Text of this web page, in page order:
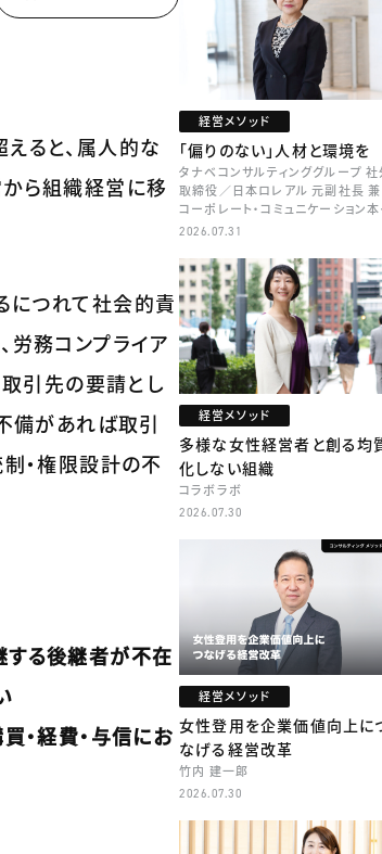
ると、属人的な
ら組織経営に移
につれて社会的責
労務コンプライア
取引先の要請とし
備があれば取引
・権限設計の不
る後継者が不在
・経費・与信にお
経営メソッド
「偏りのない」人材と環境を
タナベコンサルティンググループ 社
取締役／日本ロレアル 元副社長 兼
コーポレート・コミュニケーション本
本部長／キャリアコンサルタント 井村
2026.07.31
経営メソッド
多様な女性経営者と創る均
化しない組織
コラボラボ
2026.07.30
経営メソッド
女性登用を企業価値向上に
なげる経営改革
竹内 建一郎
2026.07.30